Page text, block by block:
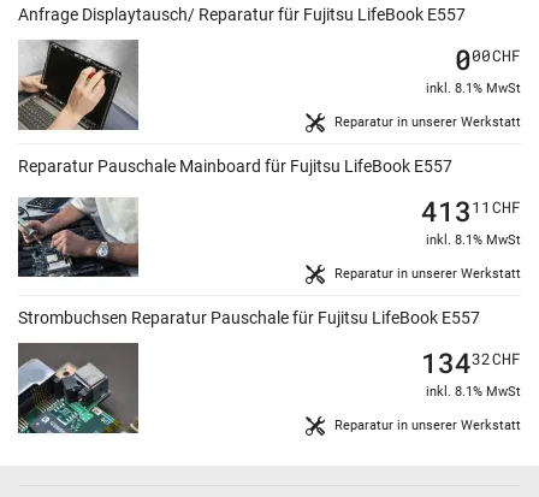
Anfrage Displaytausch/ Reparatur für Fujitsu LifeBook E557
Reparatur in unserer Werkstatt
000CHF
inkl. 8.1% MwSt
Reparatur Pauschale Mainboard für Fujitsu LifeBook E557
Reparatur in unserer Werkstatt
41311 CHF
inkl. 8.1% MwSt
Strombuchsen Reparatur Pauschale für Fujitsu LifeBook E557
Reparatur in unserer Werkstatt
13432CHF
inkl. 8.1% MwSt